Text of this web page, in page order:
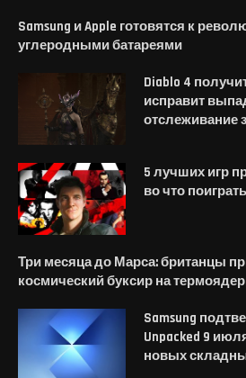
Samsung и Apple готовятся к
углеродными батареями
Diablo 4
исправит
отслеживание
5 лучших игр
во что
Три месяца до Марса: британцы
космический буксир на
Samsung
Unpacked 9
новых